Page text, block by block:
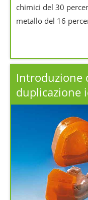
chimici del 30
metallo del 16
Introduzione
duplicazione